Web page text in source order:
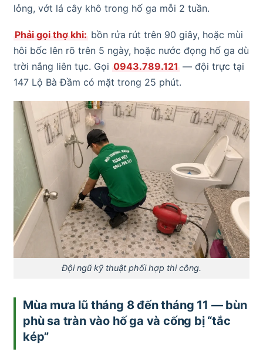
lỏng, vớt lá cây khô trong hố ga mỗi 2 tuần.
Phải gọi thợ khi: bồn rửa rút trên 90 giây, hoặc mùi
hôi bốc lên rõ trên 5 ngày, hoặc nước đọng hố ga dù
trời nắng liên tục. Gọi 0943.789.121 — đội trực tại
147 Lộ Bà Đầm có mặt trong 25 phút.
Đội ngũ kỹ thuật phối hợp thi công.
Mùa mưa lũ tháng 8 đến tháng 11 — bùn
phù sa tràn vào hố ga và cống bị “tắc
kép”